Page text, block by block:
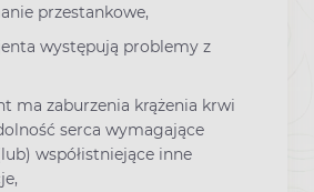
przestankowe,
występują problemy z
ma zaburzenia krążenia krwi
serca wymagające
współistniejące inne